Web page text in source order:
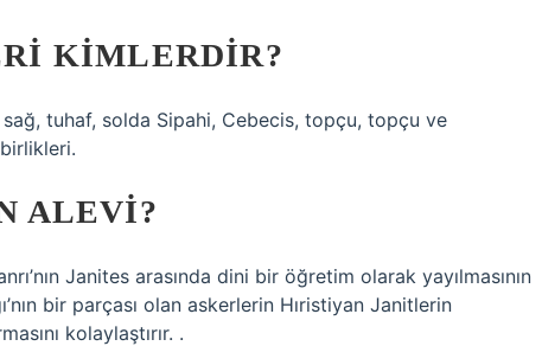
KIMLERDIR?
tuhaf, solda Sipahi, Cebecis, topçu, topçu ve
ALEVI?
Janites arasında dini bir öğretim olarak yayılmasının
bir parçası olan askerlerin Hıristiyan Janitlerin
kolaylaştırır. .